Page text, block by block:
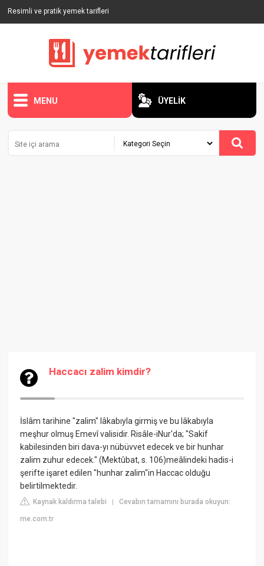
Resimli ve pratik yemek tarifleri
MENU ÜYELİK
Haccacı zalim kimdir?
İslâm tarihine "zalim" lâkabıyla girmiş ve bu lâkabıyla
meşhur olmuş Emevî valisidir. Risâle-iNur'da; "Sakif
kabilesinden biri dava-yı nübüvvet edecek ve bir hunhar
zalim zuhur edecek." (Mektûbat, s. 106)meâlindeki hadis-i
şerifte işaret edilen "hunhar zalim"in Haccac olduğu
belirtilmektedir.
Kaynak kaldırma talebi |Cevabın tamamını burada okuyun:
rne.com.tr